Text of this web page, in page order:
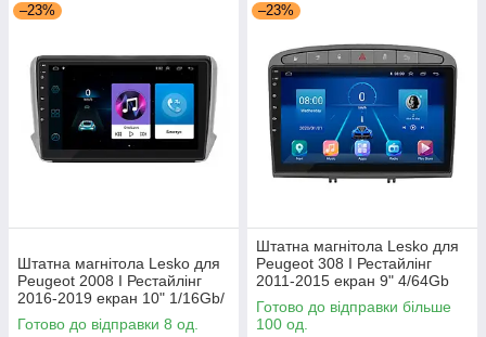
–23%
Штатна магнітола Lesko для
Peugeot 2008 I Рестайлінг
2016-2019 екран 10" 1/16Gb/
Wi-Fi Optima GPS Android
Готово до відправки 8 од.
–23%
Штатна магнітола Lesko для
Peugeot 308 I Рестайлінг
2011-2015 екран 9" 4/64Gb
Grey/4G/ Wi-Fi/CarPlay Top
GPS
Готово до відправки більше
100 од.